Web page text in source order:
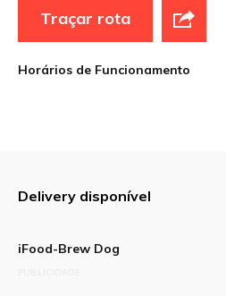
Traçar rota
Horários de Funcionamento
Delivery disponível
iFood-Brew Dog